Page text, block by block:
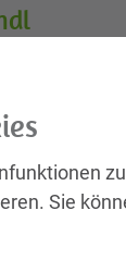
Sie